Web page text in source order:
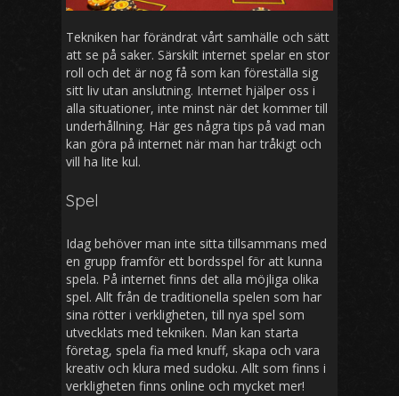
Tekniken har förändrat vårt samhälle och sätt
att se på saker. Särskilt internet spelar en stor
roll och det är nog få som kan föreställa sig
sitt liv utan anslutning. Internet hjälper oss i
alla situationer, inte minst när det kommer till
underhållning. Här ges några tips på vad man
kan göra på internet när man har tråkigt och
vill ha lite kul.
Spel
Idag behöver man inte sitta tillsammans med
en grupp framför ett bordsspel för att kunna
spela. På internet finns det alla möjliga olika
spel. Allt från de traditionella spelen som har
sina rötter i verkligheten, till nya spel som
utvecklats med tekniken. Man kan starta
företag, spela fia med knuff, skapa och vara
kreativ och klura med sudoku. Allt som finns i
verkligheten finns online och mycket mer!